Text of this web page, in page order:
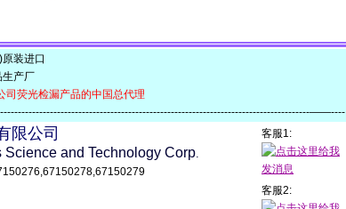
装进口
产厂
司荧光检漏产品的中国总代理
——----
限公司
Science and Technology Corp.
客服1:
客服2: